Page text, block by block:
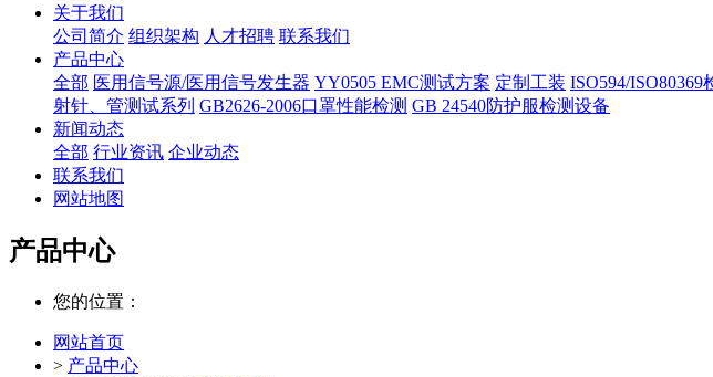
关于我们
公司简介 组织架构 人才招聘 联系我们
产品中心
全部 医用信号源/医用信号发生器 YY0505 EMC测试方案 定制工装 ISO594/ISO80369
射针、管测试系列 GB2626-2006口罩性能检测 GB 24540防护服检测设备
新闻动态
全部 行业资讯 企业动态
联系我们
网站地图
产品中心
您的位置：
网站首页
> 产品中心